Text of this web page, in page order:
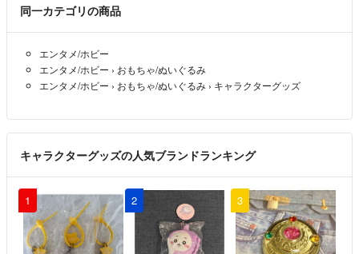
同一カテゴリの商品
エンタメ/ホビー
エンタメ/ホビー › おもちゃ/ぬいぐるみ
エンタメ/ホビー › おもちゃ/ぬいぐるみ › キャラクターグッズ
キャラクターグッズの人気ブランドランキング
1 2 3